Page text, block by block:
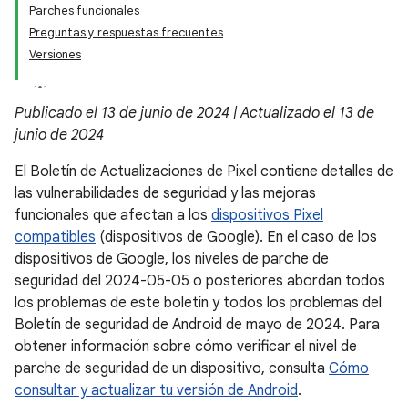
Parches funcionales
Preguntas y respuestas frecuentes
Versiones
Publicado el 13 de junio de 2024 | Actualizado el 13 de
junio de 2024
El Boletín de Actualizaciones de Pixel contiene detalles de
las vulnerabilidades de seguridad y las mejoras
funcionales que afectan a los dispositivos Pixel
compatibles (dispositivos de Google). En el caso de los
dispositivos de Google, los niveles de parche de
seguridad del 2024-05-05 o posteriores abordan todos
los problemas de este boletín y todos los problemas del
Boletín de seguridad de Android de mayo de 2024. Para
obtener información sobre cómo verificar el nivel de
parche de seguridad de un dispositivo, consulta Cómo
consultar y actualizar tu versión de Android.